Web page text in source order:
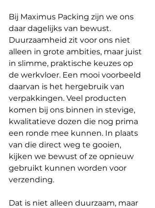
Bij Maximus Packing zijn we ons
daar dagelijks van bewust.
Duurzaamheid zit voor ons niet
alleen in grote ambities, maar juist
in slimme, praktische keuzes op
de werkvloer. Een mooi voorbeeld
daarvan is het hergebruik van
verpakkingen. Veel producten
komen bij ons binnen in stevige,
kwalitatieve dozen die nog prima
een ronde mee kunnen. In plaats
van die direct weg te gooien,
kijken we bewust of ze opnieuw
gebruikt kunnen worden voor
verzending.
Dat is niet alleen duurzaam, maar